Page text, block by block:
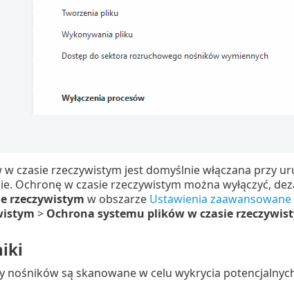
czasie rzeczywistym jest domyślnie włączana przy
Ochronę w czasie rzeczywistym można wyłączyć,
rzeczywistym w obszarze Ustawienia zaawansowane
> Ochrona systemu plików w czasie
nośników są skanowane w celu wykrycia